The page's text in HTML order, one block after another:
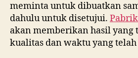
meminta untuk dibuatkan
dahulu untuk disetujui.
akan memberikan hasil yang
kualitas dan waktu yang